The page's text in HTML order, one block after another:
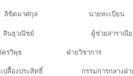
ตมาศกุล นายทะเบียน
นธุวณิชย์ ผู้ช่วยสาราณีย
วิพุธ ฝ่ายวิชาการ
งประสิทธิ์ กรรมการกลางฝ่ายศิษ